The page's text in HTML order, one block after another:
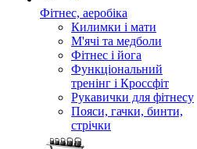
Фітнес, аеробіка
Килимки і мати
М'ячі та медболи
Фітнес і йога
Функціональний
тренінг і Кроссфіт
Рукавички для фітнесу
Пояси, гачки, бинти,
стрічки